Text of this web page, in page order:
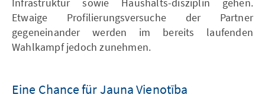
Etwaige Profilierungsversuche der Partner
gegeneinander werden im bereits laufenden
Wahlkampf jedoch zunehmen.
Eine Chance für Jauna Vienotība